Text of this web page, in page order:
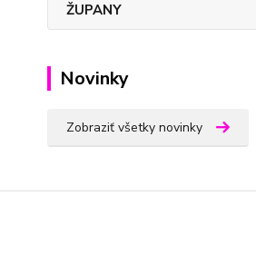
ŽUPANY
Novinky
Zobraziť všetky novinky